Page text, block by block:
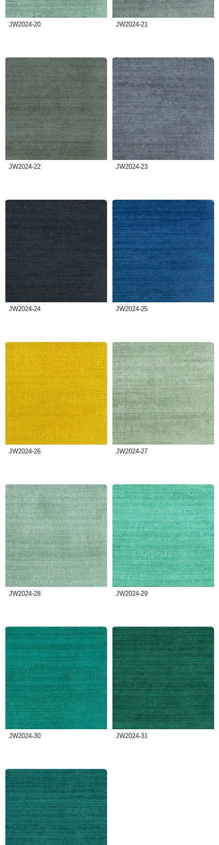
JW2024-20 JW2024-21
JW2024-22 JW2024-23
JW2024-24 JW2024-25
JW2024-26 JW2024-27
JW2024-28 JW2024-29
JW2024-30 JW2024-31